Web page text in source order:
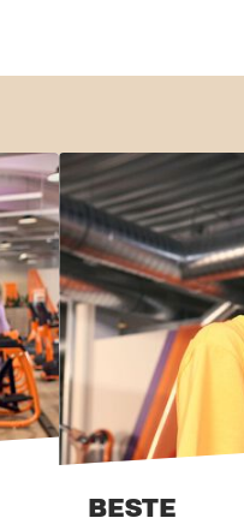
BESTE